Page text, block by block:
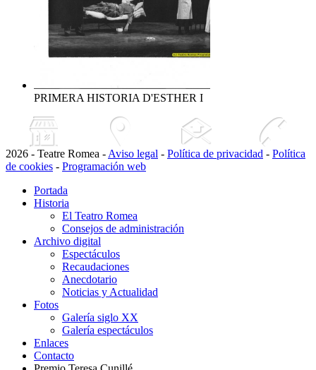
PRIMERA HISTORIA D'ESTHER I
2026 - Teatre Romea - Aviso legal - Política de privacidad - Política
de cookies - Programación web
Portada
Historia
El Teatro Romea
Consejos de administración
Archivo digital
Espectáculos
Recaudaciones
Anecdotario
Noticias y Actualidad
Fotos
Galería siglo XX
Galería espectáculos
Enlaces
Contacto